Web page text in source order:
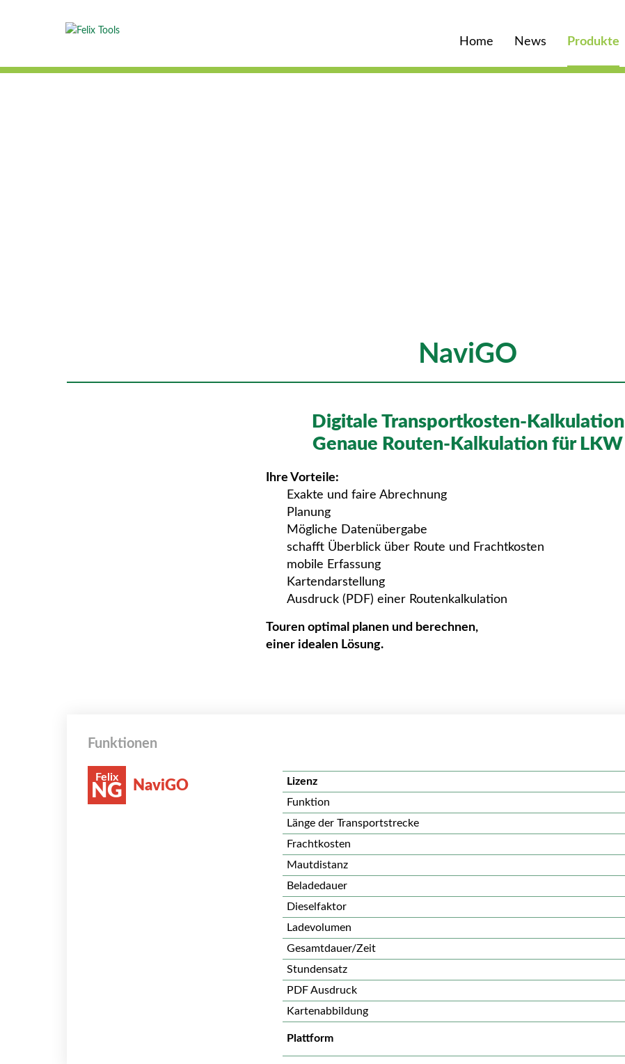
Home News Produkte
NaviGO
Digitale Transportkosten-Kalkulation
Genaue Routen-Kalkulation für LKW
Ihre Vorteile:
Exakte und faire Abrechnung
Planung
Mögliche Datenübergabe
schafft Überblick über Route und Frachtkosten
mobile Erfassung
Kartendarstellung
Ausdruck (PDF) einer Routenkalkulation
Touren optimal planen und berechnen,
einer idealen Lösung.
Funktionen
Felix
NG NaviGO Lizenz
Funktion
Länge der Transportstrecke
Frachtkosten
Mautdistanz
Beladedauer
Dieselfaktor
Ladevolumen
Gesamtdauer/Zeit
Stundensatz
PDF Ausdruck
Kartenabbildung
Plattform